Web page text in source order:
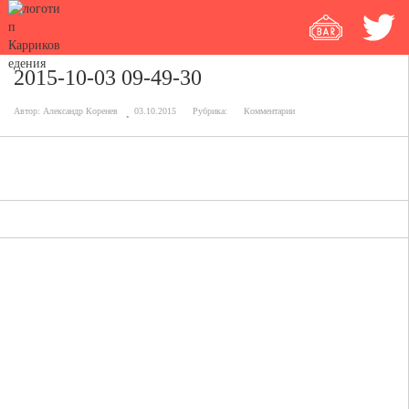
2015-10-03 09-49-30
Автор: Александр Коренев 03.10.2015 Рубрика: Комментарии